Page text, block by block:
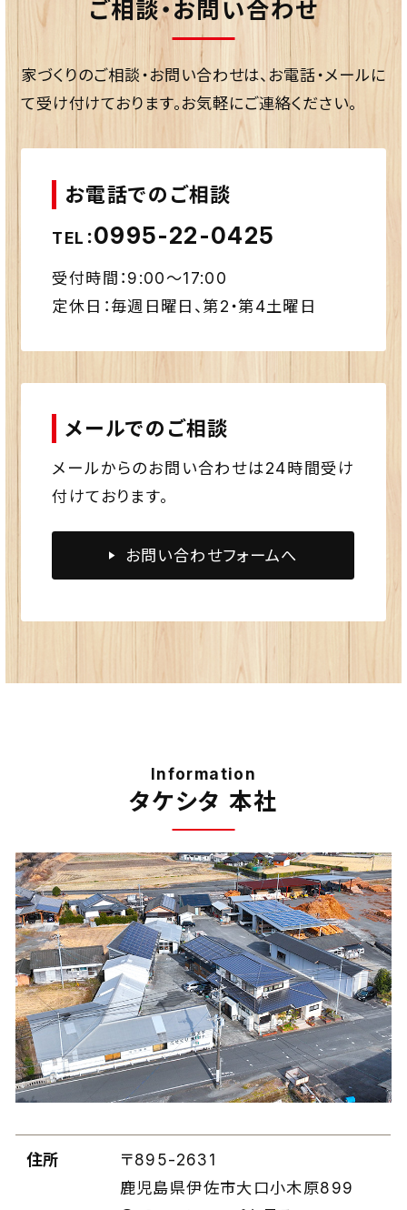
ご相談・お問い合わせ
家づくりのご相談・お問い合わせは、お電話・メールに
て受け付けております。お気軽にご連絡ください。
お電話でのご相談
TEL：0995-22-0425
受付時間：9:00〜17:00
定休日：毎週日曜日、第2・第4土曜日
メールでのご相談
メールからのお問い合わせは24時間受け
付けております。
お問い合わせフォームへ
Information
タケシタ 本社
住所
〒895-2631
鹿児島県伊佐市大口小木原899